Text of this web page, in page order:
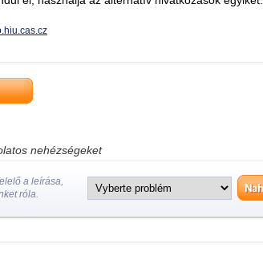
nehézségeket
a leírása,
róla.